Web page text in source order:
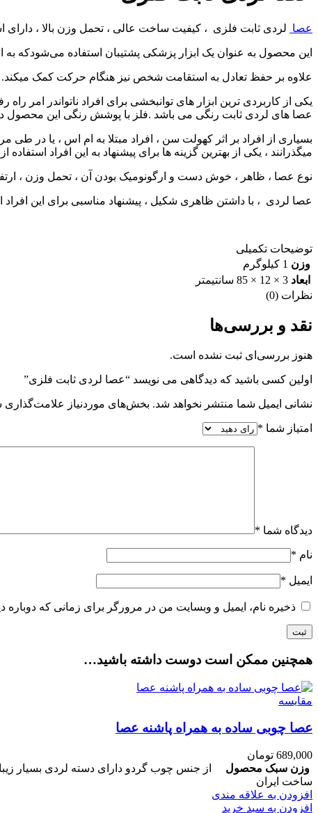
عصا لردی ثابت فلزی ، کیفیت ساخت عالی ، تحمل وزن بالا ، دارای
این محصول به عنوان یک ابزار پزشکی پشتیبان استفاده می‌شودکه
علاوه بر حفظ تعادل به استقامت شخص نیز هنگام حرکت کمک میکند.
یکی از کاربردی ترین ابزار های توانبخشی برای افراد ناتواندر
عصا های لردی ثابت رنگی می باشد .فلز با پوشش رنگی این محصول دارای طول 85 و پاشنه
بسیاری از افراد بر اثر کهولت سن ، افراد مبتلا به ام اس ، یا در
میگذرانند ، یکی از بهترین گزینه ها برای پیشنهاد به این افراد استفاده
نوع عصا ، ظاهر ، خوش دست و ارگونومیک بودن آن ، تحمل وزن ،
عصا لردی ، با داشتن ظاهری شکیل ، پیشنهاد مناسبی برای این
توضیحات تکمیلی
وزن 1 کیلوگرم
ابعاد 3 × 12 × 85 سانتیمتر
نظرات (0)
نقد و بررسی‌ها
هنوز بررسی‌ای ثبت نشده است.
اولین کسی باشید که دیدگاهی می نویسد “عصا لردی ثابت فلزی”
نشانی ایمیل شما منتشر نخواهد شد. بخش‌های موردنیاز علامت‌گذاری
امتیاز شما *
دیدگاه شما *
نام *
ایمیل *
ذخیره نام، ایمیل و وبسایت من در مرورگر برای زمانی که دوباره
همچنین ممکن است دوست داشته باشید…
مقایسه
عصا چوبی ساده به همراه پاشنه عصا
689,000 تومان
وزن سبک محصول
ساخت ایران
افزودن به علاقه مندی
افزودن به سبد خرید